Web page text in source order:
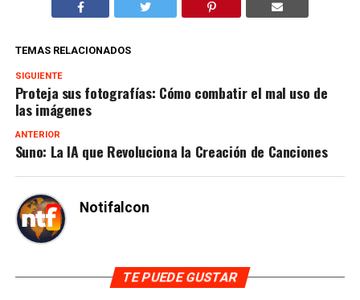
TEMAS RELACIONADOS
SIGUIENTE
Proteja sus fotografías: Cómo combatir el mal uso de
las imágenes
ANTERIOR
Suno: La IA que Revoluciona la Creación de Canciones
Notifalcon
TE PUEDE GUSTAR